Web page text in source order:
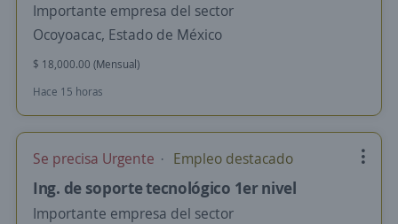
Importante empresa del sector
Ocoyoacac, Estado de México
$ 18,000.00 (Mensual)
Hace 15 horas
Se precisa Urgente Empleo destacado
Ing. de soporte tecnológico 1er nivel
Importante empresa del sector